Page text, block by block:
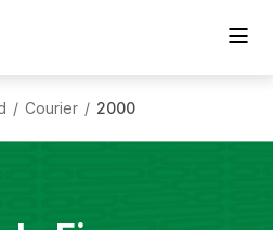
/ Courier / 2000